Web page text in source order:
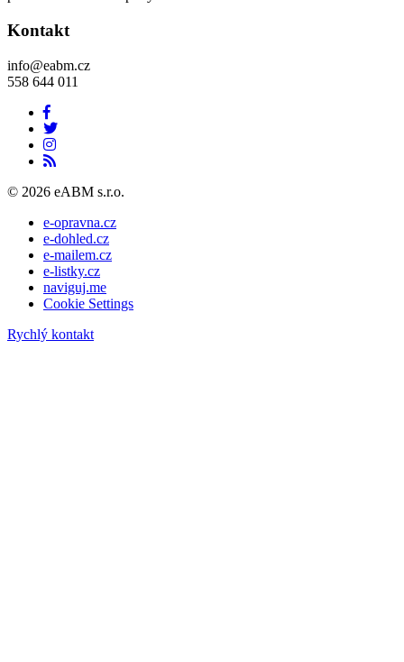
Kontakt
info@eabm.cz
558 644 011
© 2026 eABM s.r.o.
e-opravna.cz
e-dohled.cz
e-mailem.cz
e-listky.cz
naviguj.me
Cookie Settings
Rychlý kontakt